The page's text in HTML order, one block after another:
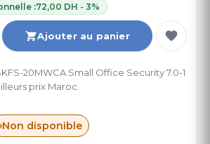
Ajouter au panier
:72,00 DH - 3%
20MWCA Small Office Security 7.0-1
prix Maroc.
Non disponible